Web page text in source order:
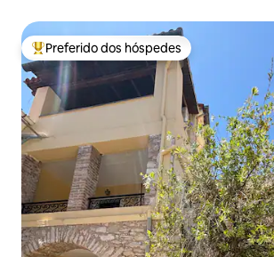
Entre os melhores preferidos dos hóspedes
Preferido dos hóspedes